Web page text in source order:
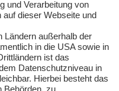
Jobs
Kontakt
E-Sports
E WIE EINFACH